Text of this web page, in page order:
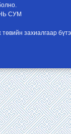
СУМ
захиалгаар